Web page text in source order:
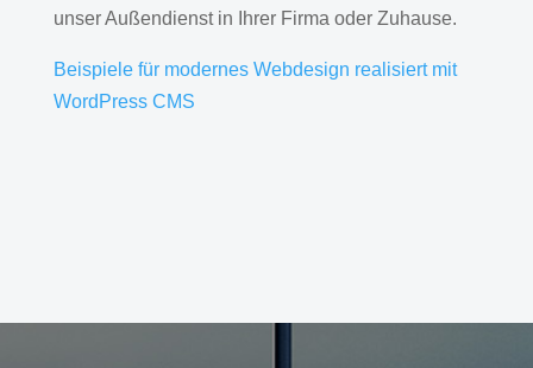
unser Außendienst in Ihrer Firma oder Zuhause.
Beispiele für modernes Webdesign realisiert mit
WordPress CMS